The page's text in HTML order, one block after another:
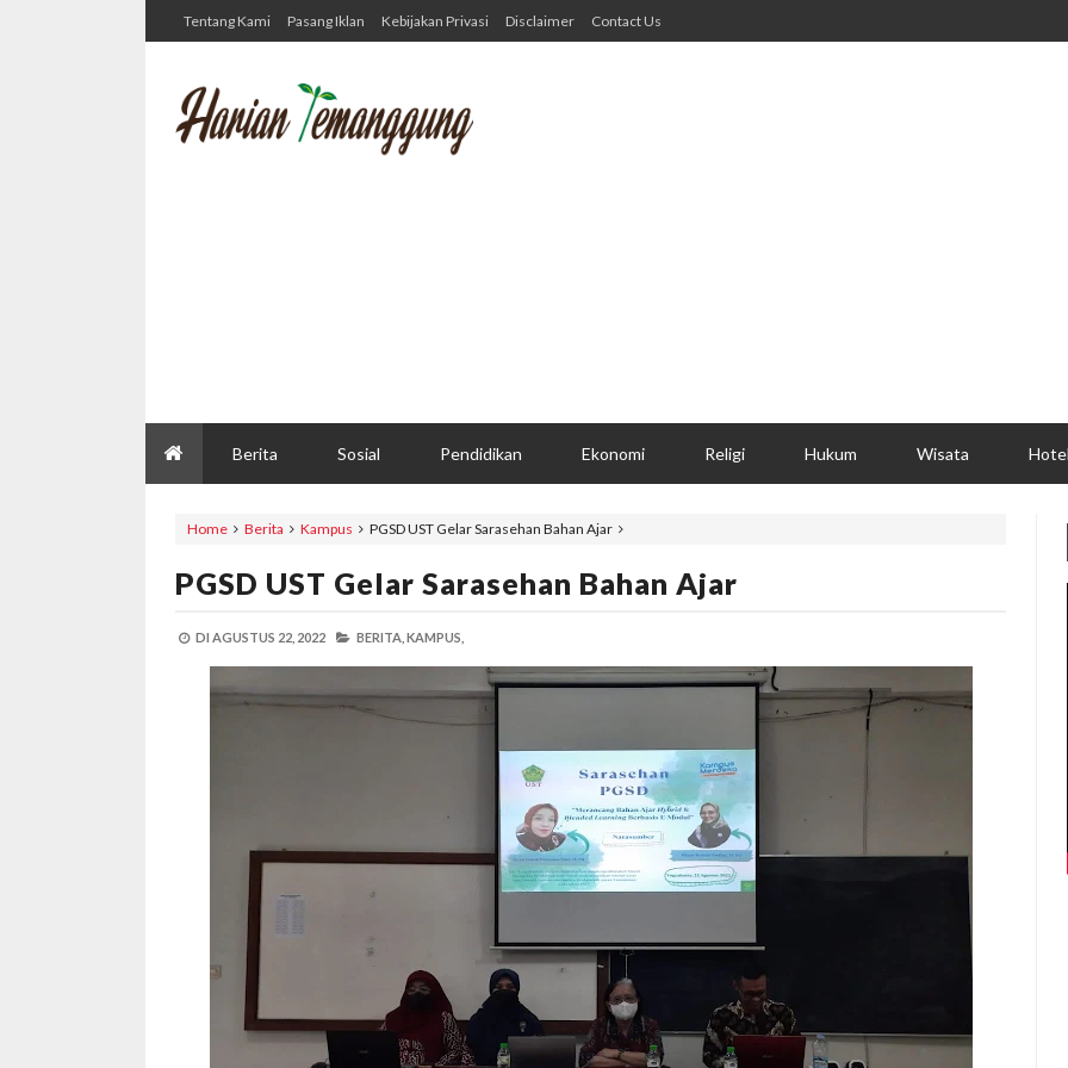
Tentang Kami Pasang Iklan Kebijakan Privasi Disclaimer Contact Us
Berita Sosial Pendidikan Ekonomi Religi Hukum Wisata Hotel
Home Berita Kampus PGSD UST Gelar Sarasehan Bahan Ajar
PGSD UST Gelar Sarasehan Bahan Ajar
DI AGUSTUS 22, 2022 BERITA, KAMPUS,